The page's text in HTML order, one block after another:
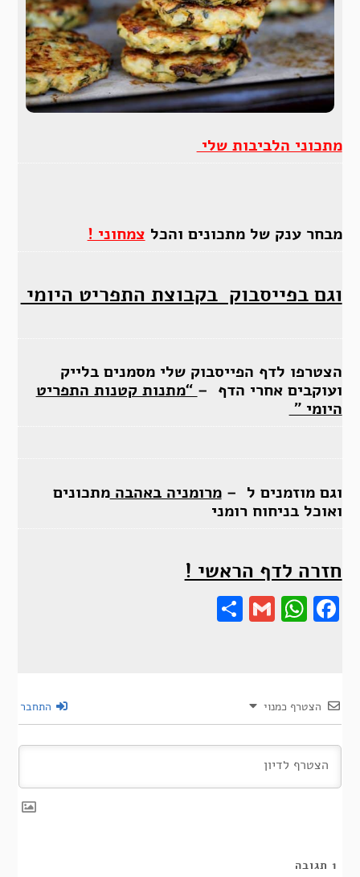
מתכוני הלביבות שלי
מבחר ענק של מתכונים והכל צמחוני !
וגם בפייסבוק בקבוצת התפריט היומי
הצטרפו לדף הפייסבוק שלי מסמנים בלייק
ועוקבים אחרי הדף – “מתנות קטנות התפריט
היומי ”
וגם מוזמנים ל –מרומניה באהבהמתכונים
ואוכל בניחוח רומני
חזרה לדף הראשי !
Gmail
Share
הצטרף כמנוי התחבר
1 תגובה